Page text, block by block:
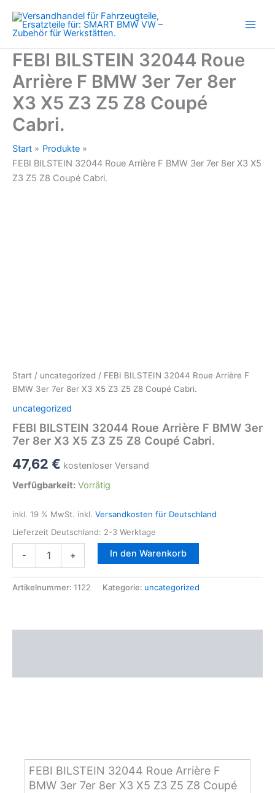
Inhalt
springen
FEBI BILSTEIN 32044 Roue
Arrière F BMW 3er 7er 8er
X3 X5 Z3 Z5 Z8 Coupé
Cabri.
Start
Produkte
FEBI BILSTEIN 32044 Roue Arrière F BMW 3er 7er 8er X3 X5
Z3 Z5 Z8 Coupé Cabri.
Start / uncategorized / FEBI BILSTEIN 32044 Roue Arrière F
BMW 3er 7er 8er X3 X5 Z3 Z5 Z8 Coupé Cabri.
uncategorized
FEBI BILSTEIN 32044 Roue Arrière F BMW 3er
7er 8er X3 X5 Z3 Z5 Z8 Coupé Cabri.
47,62 € kostenloser Versand
Verfügbarkeit: Vorrätig
inkl. 19 % MwSt. inkl. Versandkosten für Deutschland
Lieferzeit Deutschland: 2-3 Werktage
-
Roue
Menge
+ In den Warenkorb
Artikelnummer: 1122 Kategorie: uncategorized
FEBI BILSTEIN 32044 Roue Arrière F
BMW 3er 7er 8er X3 X5 Z3 Z5 Z8 Coupé
BMW
3er
7er
8er
X3
X5
Z3
Z5